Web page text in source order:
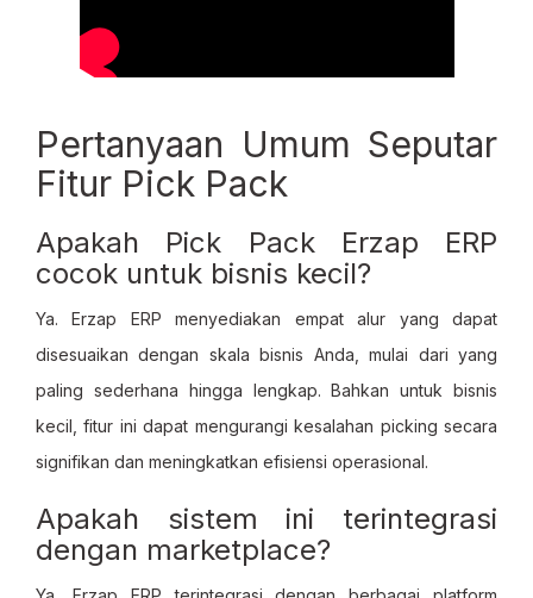
Pertanyaan Umum Seputar
Fitur Pick Pack
Apakah Pick Pack Erzap ERP
cocok untuk bisnis kecil?
Ya. Erzap ERP menyediakan empat alur yang dapat
disesuaikan dengan skala bisnis Anda, mulai dari yang
paling sederhana hingga lengkap. Bahkan untuk bisnis
kecil, fitur ini dapat mengurangi kesalahan picking secara
signifikan dan meningkatkan efisiensi operasional.
Apakah sistem ini terintegrasi
dengan marketplace?